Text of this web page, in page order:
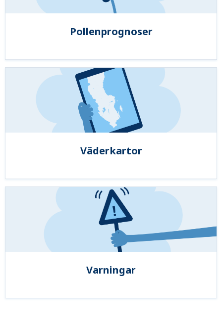
Pollenprognoser
Väderkartor
Varningar